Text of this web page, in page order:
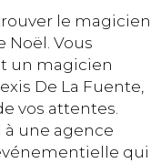
le magicien
Noël. Vous
un magicien
De La Fuente,
vos attentes.
à une agence
qui